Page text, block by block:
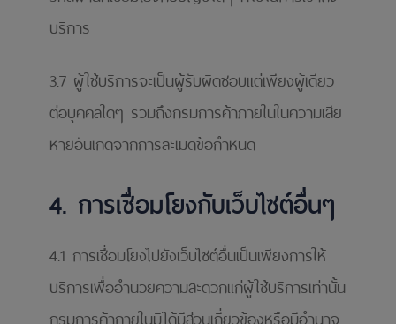
บริการ
3.7 ผู้ใช้บริการจะเป็นผู้รับผิดชอบแต่เพียงผู้เดียว
ต่อบุคคลใดๆ รวมถึงกรมการค้าภายในในความเสีย
หายอันเกิดจากการละเมิดข้อกําหนด
4. การเชื่อมโยงกับเว็บไซต์อื่นๆ
4.1 การเชื่อมโยงไปยังเว็บไซต์อื่นเป็นเพียงการให้
บริการเพื่ออํานวยความสะดวกแก่ผู้ใช้บริการเท่านั้น